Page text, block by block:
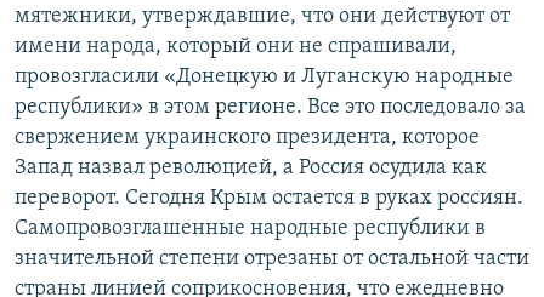
мятежники, утверждавшие, что они действуют от
имени народа, который они не спрашивали,
провозгласили «Донецкую и Луганскую народные
республики» в этом регионе. Все это последовало за
свержением украинского президента, которое
Запад назвал революцией, а Россия осудила как
переворот. Сегодня Крым остается в руках россиян.
Самопровозглашенные народные республики в
значительной степени отрезаны от остальной части
страны линией соприкосновения, что ежедневно